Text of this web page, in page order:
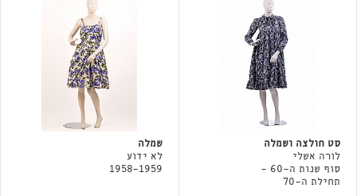
סט חולצה ושמלה
לורה אשלי
סוף שנות ה-60 -
תחילת ה-70
שמלה
לא ידוע
1958-1959